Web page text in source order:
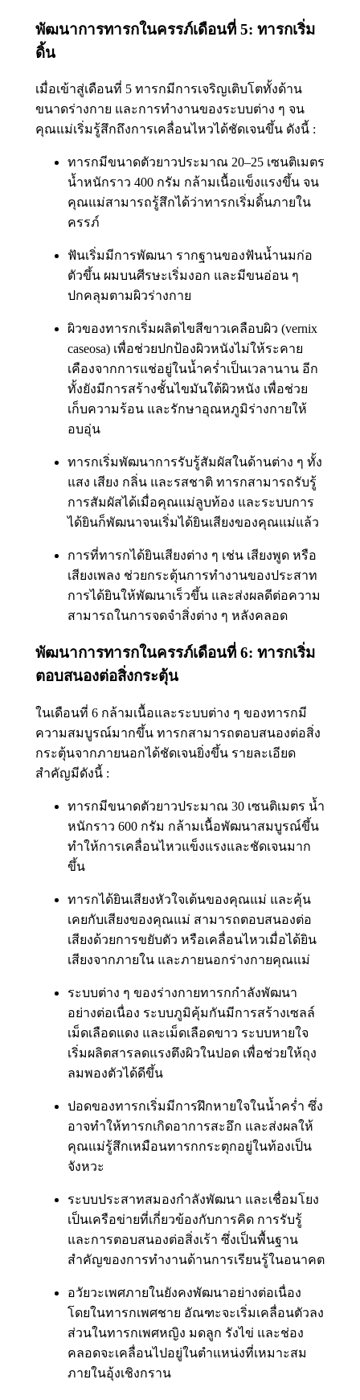
พัฒนาการทารกในครรภ์เดือนที่ 5: ทารกเริ่ม
ดิ้น
เมื่อเข้าสู่เดือนที่ 5 ทารกมีการเจริญเติบโตทั้งด้าน
ขนาดร่างกาย และการทำงานของระบบต่าง ๆ จน
คุณแม่เริ่มรู้สึกถึงการเคลื่อนไหวได้ชัดเจนขึ้น ดังนี้ :
ทารกมีขนาดตัวยาวประมาณ 20–25 เซนติเมตร
น้ำหนักราว 400 กรัม กล้ามเนื้อแข็งแรงขึ้น จน
คุณแม่สามารถรู้สึกได้ว่าทารกเริ่มดิ้นภายใน
ครรภ์
ฟันเริ่มมีการพัฒนา รากฐานของฟันน้ำนมก่อ
ตัวขึ้น ผมบนศีรษะเริ่มงอก และมีขนอ่อน ๆ
ปกคลุมตามผิวร่างกาย
ผิวของทารกเริ่มผลิตไขสีขาวเคลือบผิว (vernix
caseosa) เพื่อช่วยปกป้องผิวหนังไม่ให้ระคาย
เคืองจากการแช่อยู่ในน้ำคร่ำเป็นเวลานาน อีก
ทั้งยังมีการสร้างชั้นไขมันใต้ผิวหนัง เพื่อช่วย
เก็บความร้อน และรักษาอุณหภูมิร่างกายให้
อบอุ่น
ทารกเริ่มพัฒนาการรับรู้สัมผัสในด้านต่าง ๆ ทั้ง
แสง เสียง กลิ่น และรสชาติ ทารกสามารถรับรู้
การสัมผัสได้เมื่อคุณแม่ลูบท้อง และระบบการ
ได้ยินก็พัฒนาจนเริ่มได้ยินเสียงของคุณแม่แล้ว
การที่ทารกได้ยินเสียงต่าง ๆ เช่น เสียงพูด หรือ
เสียงเพลง ช่วยกระตุ้นการทำงานของประสาท
การได้ยินให้พัฒนาเร็วขึ้น และส่งผลดีต่อความ
สามารถในการจดจำสิ่งต่าง ๆ หลังคลอด
พัฒนาการทารกในครรภ์เดือนที่ 6: ทารกเริ่ม
ตอบสนองต่อสิ่งกระตุ้น
ในเดือนที่ 6 กล้ามเนื้อและระบบต่าง ๆ ของทารกมี
ความสมบูรณ์มากขึ้น ทารกสามารถตอบสนองต่อสิ่ง
กระตุ้นจากภายนอกได้ชัดเจนยิ่งขึ้น รายละเอียด
สำคัญมีดังนี้ :
ทารกมีขนาดตัวยาวประมาณ 30 เซนติเมตร น้ำ
หนักราว 600 กรัม กล้ามเนื้อพัฒนาสมบูรณ์ขึ้น
ทำให้การเคลื่อนไหวแข็งแรงและชัดเจนมาก
ขึ้น
ทารกได้ยินเสียงหัวใจเต้นของคุณแม่ และคุ้น
เคยกับเสียงของคุณแม่ สามารถตอบสนองต่อ
เสียงด้วยการขยับตัว หรือเคลื่อนไหวเมื่อได้ยิน
เสียงจากภายใน และภายนอกร่างกายคุณแม่
ระบบต่าง ๆ ของร่างกายทารกกำลังพัฒนา
อย่างต่อเนื่อง ระบบภูมิคุ้มกันมีการสร้างเซลล์
เม็ดเลือดแดง และเม็ดเลือดขาว ระบบหายใจ
เริ่มผลิตสารลดแรงตึงผิวในปอด เพื่อช่วยให้ถุง
ลมพองตัวได้ดีขึ้น
ปอดของทารกเริ่มมีการฝึกหายใจในน้ำคร่ำ ซึ่ง
อาจทำให้ทารกเกิดอาการสะอึก และส่งผลให้
คุณแม่รู้สึกเหมือนทารกกระตุกอยู่ในท้องเป็น
จังหวะ
ระบบประสาทสมองกำลังพัฒนา และเชื่อมโยง
เป็นเครือข่ายที่เกี่ยวข้องกับการคิด การรับรู้
และการตอบสนองต่อสิ่งเร้า ซึ่งเป็นพื้นฐาน
สำคัญของการทำงานด้านการเรียนรู้ในอนาคต
อวัยวะเพศภายในยังคงพัฒนาอย่างต่อเนื่อง
โดยในทารกเพศชาย อัณฑะจะเริ่มเคลื่อนตัวลง
ส่วนในทารกเพศหญิง มดลูก รังไข่ และช่อง
คลอดจะเคลื่อนไปอยู่ในตำแหน่งที่เหมาะสม
ภายในอุ้งเชิงกราน